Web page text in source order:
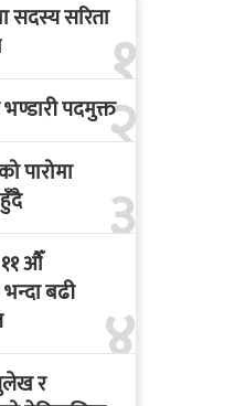
१
सदस्य सरिता
२
पदमुक्त
३
पारोमा
४
औँ
बढी
र